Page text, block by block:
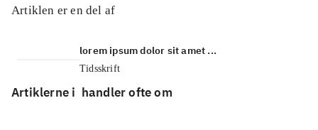
Artiklen er en del af
lorem ipsum dolor sit amet ...
Tidsskrift
Artiklerne i handler ofte om